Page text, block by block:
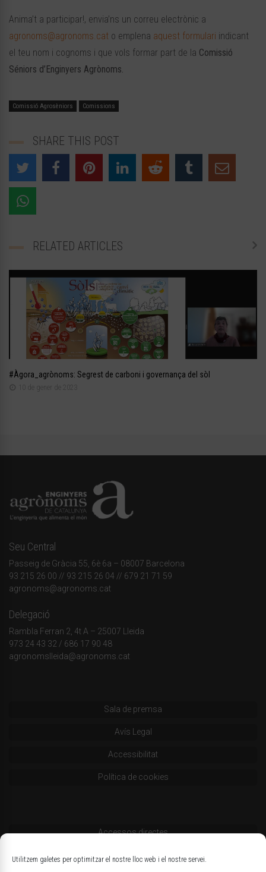
Utilitzem galetes per optimitzar el nostre lloc web i el nostre servei.
Anima’t a participar!, envia’ns un correu electrònic a
agronoms@agronoms.cat o emplena aquest formulari indicant
el teu nom i cognoms i que vols formar part de la Comissió
Séniors d’Enginyers Agrònoms.
Comissió Agrosèniors Comissions
SHARE THIS POST
RELATED ARTICLES
#Àgora_agrònoms: Segrest de carboni i governança del sòl
10 de gener de 2023
Seu Central
Passeig de Gràcia 55, 6è 6a – 08007 Barcelona
93 215 26 00 // 93 215 26 04 // 679 21 71 59
agronoms@agronoms.cat
Delegació
Rambla Ferran 2, 4t A – 25007 Lleida
973 24 43 32 / 686 17 90 48
agronomslleida@agronoms.cat
Sala de premsa
Avís Legal
Accessibilitat
Política de cookies
Accessos directes
Codi deontològic